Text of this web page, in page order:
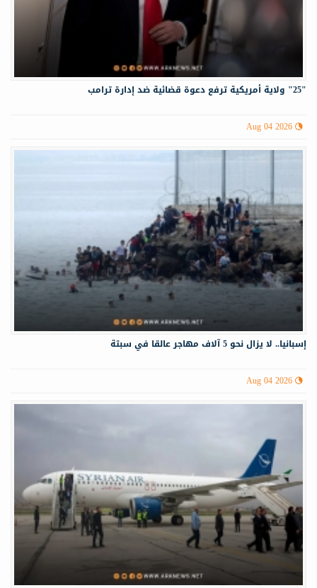
"25" ولاية أمريكية ترفع دعوة قضائية ضد إدارة ترامب
Aug 04 2026
إسبانيا.. لا يزال نحو 5 آلاف مهاجر عالقا في سبتة
Aug 04 2026